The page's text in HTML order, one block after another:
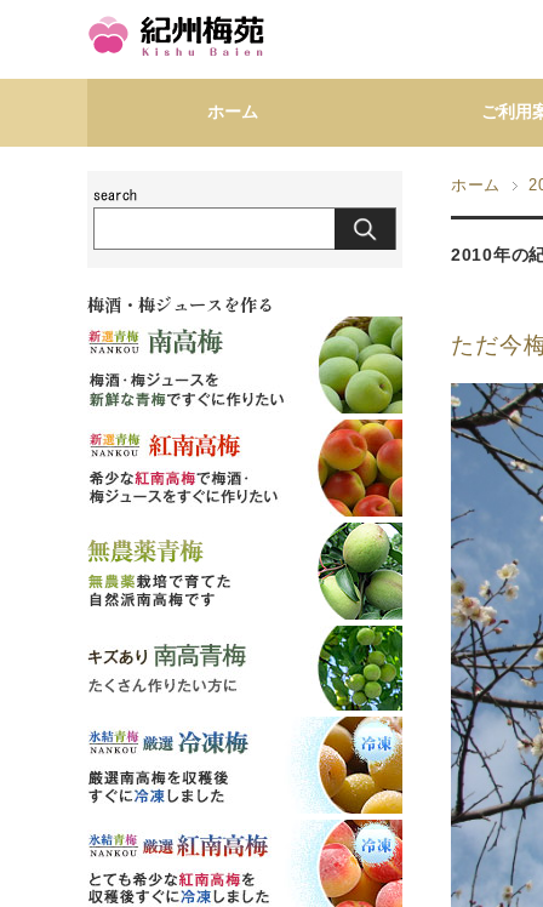
ホーム ご利用
ホーム
2010年の
ただ今
梅酒・梅ジュースを作る